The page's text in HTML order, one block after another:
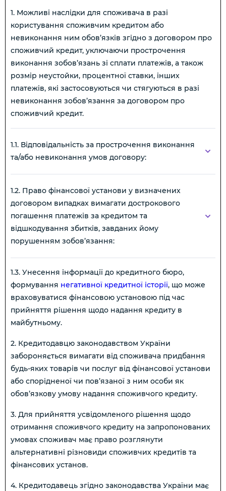
1. Можливі наслідки для споживача в разі
користування споживчим кредитом або
невиконання ним обов’язків згідно з договором про
споживчий кредит, уключаючи прострочення
виконання зобов’язань зі сплати платежів, а також
розмір неустойки, процентної ставки, інших
платежів, які застосовуються чи стягуються в разі
невиконання зобов’язання за договором про
споживчий кредит.
1.1. Відповідальність за прострочення виконання
та/або невиконання умов договору:
1.2. Право фінансової установи у визначених
договором випадках вимагати дострокового
погашення платежів за кредитом та
відшкодування збитків, завданих йому
порушенням зобов’язання:
1.3. Унесення інформації до кредитного бюро,
формування негативної кредитної історії, що може
враховуватися фінансовою установою під час
прийняття рішення щодо надання кредиту в
майбутньому.
2. Кредитодавцю законодавством України
забороняється вимагати від споживача придбання
будь-яких товарів чи послуг від фінансової установи
або спорідненої чи пов’язаної з ним особи як
обов’язкову умову надання споживчого кредиту.
3. Для прийняття усвідомленого рішення щодо
отримання споживчого кредиту на запропонованих
умовах споживач має право розглянути
альтернативні різновиди споживчих кредитів та
фінансових установ.
4. Кредитодавець згідно законодавства України має